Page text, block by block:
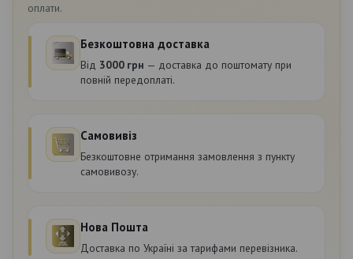
оплати.
Безкоштовна доставка
Від 3000 грн — доставка до поштомату при
повній передоплаті.
Самовивіз
Безкоштовне отримання замовлення з пункту
самовивозу.
Нова Пошта
Доставка по Україні за тарифами перевізника.